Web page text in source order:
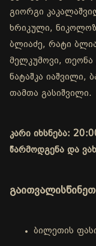
გიორგი
ხრიკული, ნიკოლოზ
ბლიაძე, რატი
მელკუმოვი, თეონა
ნატაშკა იაშვილი,
თამთა გასიშვილი.
კარი იხსნება:
წარმოდგენა და
ბილეთის